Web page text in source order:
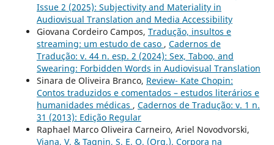
Issue 2 (2025): Subjectivity and Materiality in
Audiovisual Translation and Media Accessibility
Giovana Cordeiro Campos, Tradução, insultos e
streaming: um estudo de caso , Cadernos de
Tradução: v. 44 n. esp. 2 (2024): Sex, Taboo, and
Swearing: Forbidden Words in Audiovisual Translation
Sinara de Oliveira Branco, Review- Kate Chopin:
Contos traduzidos e comentados – estudos literários e
humanidades médicas , Cadernos de Tradução: v. 1 n.
31 (2013): Edição Regular
Raphael Marco Oliveira Carneiro, Ariel Novodvorski,
Viana, V. & Tagnin, S. E. O. (Org.). Corpora na